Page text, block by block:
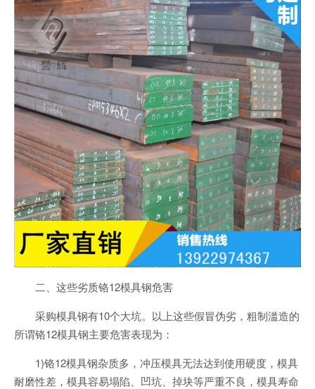
二、这些劣质铬12模具钢危害
采购模具钢有10个大坑。以上这些假冒伪劣，粗制滥造的
所谓铬12模具钢主要危害表现为：
1)铬12模具钢杂质多，冲压模具无法达到使用硬度，模具
耐磨性差，模具容易塌陷、凹坑、掉块等严重不良，模具寿命